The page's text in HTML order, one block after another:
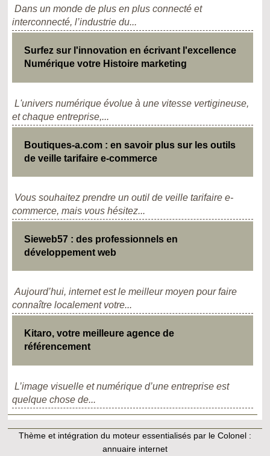
Dans un monde de plus en plus connecté et
interconnecté, l’industrie du...
Surfez sur l'innovation en écrivant l'excellence
Numérique votre Histoire marketing
L'univers numérique évolue à une vitesse vertigineuse,
et chaque entreprise,...
Boutiques-a.com : en savoir plus sur les outils
de veille tarifaire e-commerce
Vous souhaitez prendre un outil de veille tarifaire e-
commerce, mais vous hésitez...
Sieweb57 : des professionnels en
développement web
Aujourd’hui, internet est le meilleur moyen pour faire
connaître localement votre...
Kitaro, votre meilleure agence de
référencement
L’image visuelle et numérique d’une entreprise est
quelque chose de...
Thème et intégration du moteur essentialisés par le Colonel :
annuaire internet